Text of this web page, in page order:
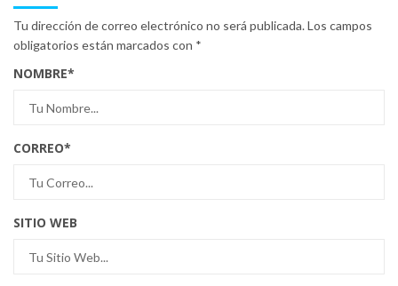
Tu dirección de correo electrónico no será publicada.Los campos
obligatorios están marcados con *
NOMBRE*
CORREO*
SITIO WEB